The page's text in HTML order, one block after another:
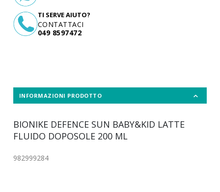
TI SERVE AIUTO?
CONTATTACI
049 8597472
INFORMAZIONI PRODOTTO
BIONIKE DEFENCE SUN BABY&KID LATTE
FLUIDO DOPOSOLE 200 ML
982999284